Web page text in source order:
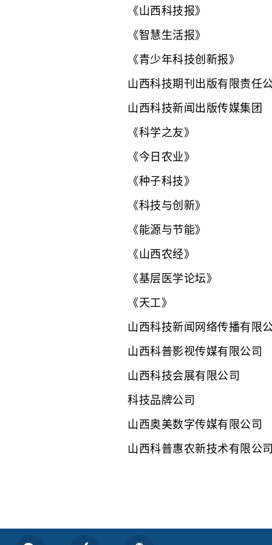
《山西科技报》
《智慧生活报》
《青少年科技创新报》
山西科技期刊出版有限责任
山西科技新闻出版传媒集团
《科学之友》
《今日农业》
《种子科技》
《科技与创新》
《能源与节能》
《山西农经》
《基层医学论坛》
《天工》
山西科技新闻网络传播有限
山西科普影视传媒有限公司
山西科技会展有限公司
科技品牌公司
山西奥美数字传媒有限公司
山西科普惠农新技术有限公